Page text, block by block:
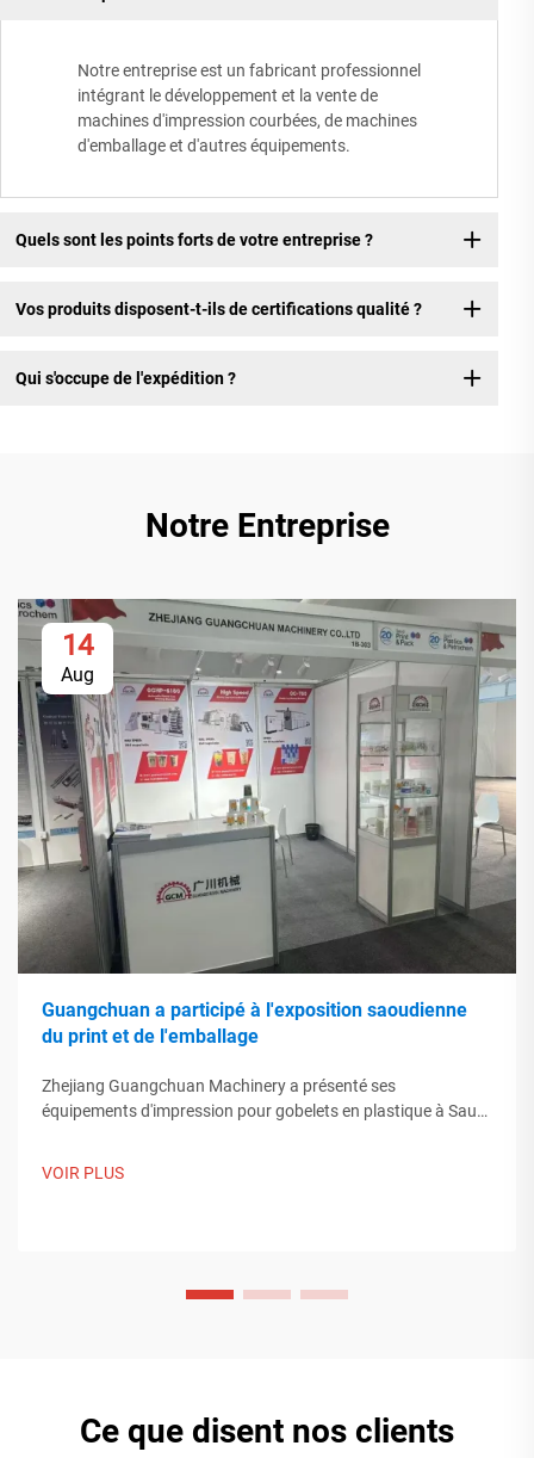
Notre entreprise est un fabricant professionnel
intégrant le développement et la vente de
machines d'impression courbées, de machines
d'emballage et d'autres équipements.
Quels sont les points forts de votre entreprise ?
Vos produits disposent-t-ils de certifications qualité ?
Qui s'occupe de l'expédition ?
Notre Entreprise
14
Aug
Guangchuan a participé à l'exposition saoudienne
du print et de l'emballage
Zhejiang Guangchuan Machinery a présenté ses
équipements d'impression pour gobelets en plastique à Saudi
VOIR PLUS
Ce que disent nos clients